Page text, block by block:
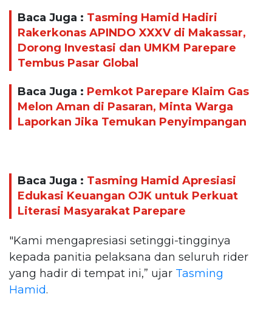
Baca Juga : Tasming Hamid Hadiri
Rakerkonas APINDO XXXV di Makassar,
Dorong Investasi dan UMKM Parepare
Tembus Pasar Global
Baca Juga : Pemkot Parepare Klaim Gas
Melon Aman di Pasaran, Minta Warga
Laporkan Jika Temukan Penyimpangan
Baca Juga : Tasming Hamid Apresiasi
Edukasi Keuangan OJK untuk Perkuat
Literasi Masyarakat Parepare
"Kami mengapresiasi setinggi-tingginya
kepada panitia pelaksana dan seluruh rider
yang hadir di tempat ini,” ujar Tasming
Hamid.